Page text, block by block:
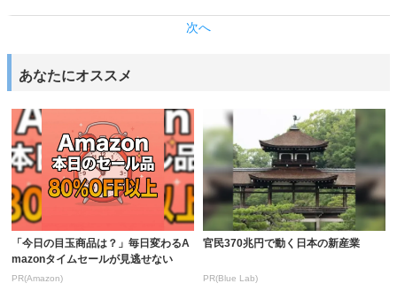
次へ
あなたにオススメ
「今日の目玉商品は？」毎日変わるA
mazonタイムセールが見逃せない
PR(Amazon)
官民370兆円で動く日本の新産業
PR(Blue Lab)